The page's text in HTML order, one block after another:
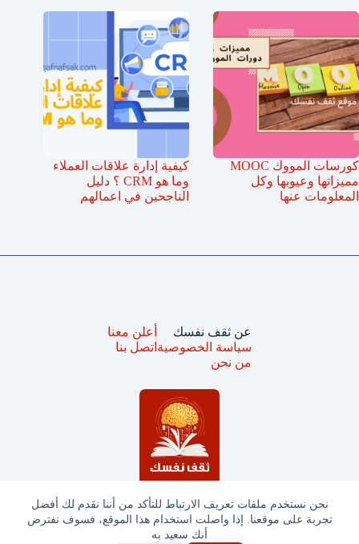
نحن نستخدم ملفات تعريف الارتباط للتأكد من أننا نقدم لك أفضل
تجربة على موقعنا. إذا واصلت استخدام هذا الموقع، فسوف نفترض
أنك سعيد به
كورسات المووك MOOC
مميزاتها وعيوبها وكل
المعلومات عنها
كيفية إدارة علاقات العملاء
وما هو CRM ؟ دليل
الناجحين في اعمالهم
جميع الحقوق محفوظة © ثقف نفسك 2025
عن ثقف نفسك
سياسة الخصوصية
من نحن
أعلن معنا
اتصل بنا